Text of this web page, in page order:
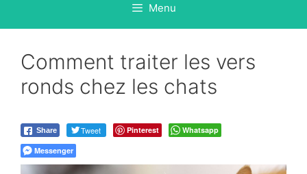
Menu
Comment traiter les vers
ronds chez les chats
Share Tweet Pinterest
Whatsapp
Messenger